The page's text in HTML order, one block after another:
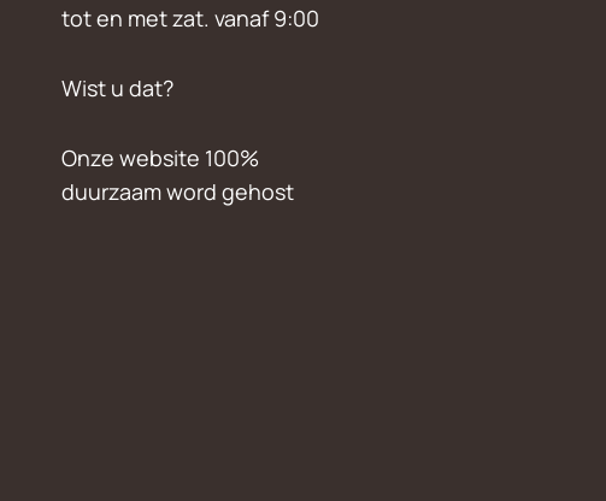
tot en met zat. vanaf 9:00
Wist u dat?
Onze website 100%
duurzaam word gehost